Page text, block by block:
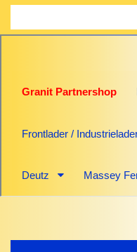
Granit Partnershop
Frontlader /
Deutz Massey